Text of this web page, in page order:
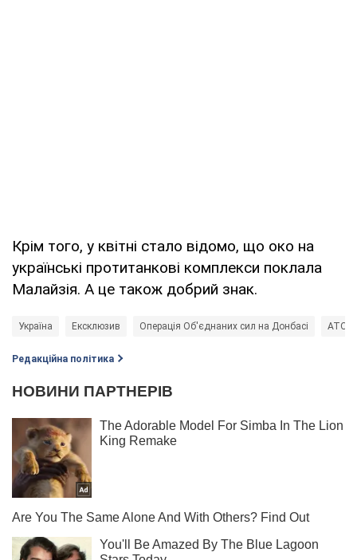
Крім того, у квітні стало відомо, що око на
українські протитанкові комплекси поклала
Малайзія. А це також добрий знак.
Україна Ексклюзив Операція Об'єднаних сил на Донбасі АТО
Редакційна політика